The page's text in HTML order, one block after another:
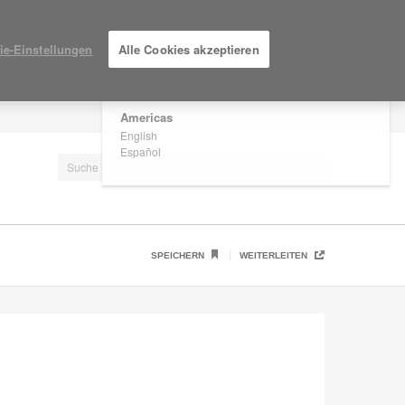
Are you in United States?
Americas
English
Español
SPEICHERN WEITERLEITEN
Einstellungen Alle Cookies akzeptieren